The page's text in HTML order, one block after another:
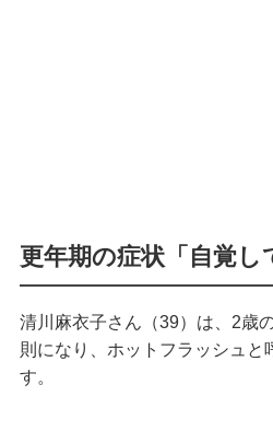
更年期の症状「自覚し
清川麻衣子さん（39）は、2歳
則になり、ホットフラッシュと
す。